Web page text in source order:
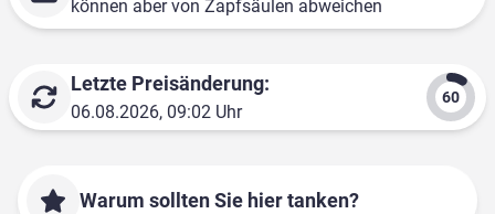
können aber von Zapfsäulen abweichen
Letzte Preisänderung:
06.08.2026, 09:02 Uhr
Warum sollten Sie hier tanken?